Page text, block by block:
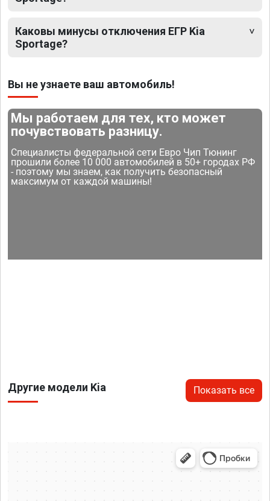
Каковы минусы отключения ЕГР Kia
Sportage?
Вы не узнаете ваш автомобиль!
Мы работаем для тех, кто может
почувствовать разницу.
Специалисты федеральной сети Евро Чип Тюнинг
прошили более 10 000 автомобилей в 50+ городах РФ
- поэтому мы знаем, как получить безопасный
максимум от каждой машины!
Другие модели Kia Показать все